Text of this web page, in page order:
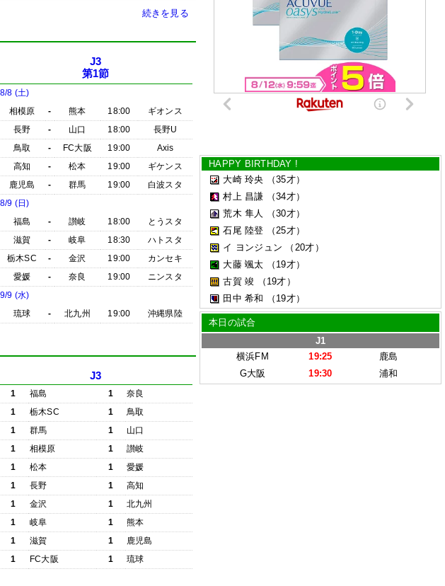
続きを見る
J3
第1節
8/8 (土)
相模原
- 熊本 18:00
ギオンス
長野
- 山口 18:00
長野U
鳥取
- FC大阪 19:00
Axis
高知
- 松本 19:00
ギケンス
鹿児島
- 群馬 19:00
白波スタ
8/9 (日)
福島
- 讃岐 18:00
とうスタ
滋賀
- 岐阜 18:30
ハトスタ
栃木SC
- 金沢 19:00
カンセキ
愛媛
- 奈良 19:00
ニンスタ
9/9 (水)
琉球
- 北九州 19:00 沖縄県陸
J3
1 福島 1
奈良
1
栃木SC 1
鳥取
1
群馬 1
山口
1
相模原 1
讃岐
1
松本 1
愛媛
1
長野 1
高知
1
金沢 1
北九州
1
岐阜 1
熊本
1
滋賀 1
鹿児島
1
FC大阪 1 琉球
HAPPY BIRTHDAY !
大崎 玲央
（35才）
村上 昌謙
（34才）
荒木 隼人
（30才）
石尾 陸登
（25才）
イ ヨンジュン
（20才）
大藤 颯太
（19才）
古賀 竣
（19才）
田中 希和
（19才）
本日の試合
J1
横浜FM
19:25
鹿島
G大阪
19:30 浦和